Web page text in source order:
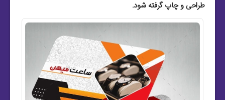
طراحی و چاپ گرفته شود.